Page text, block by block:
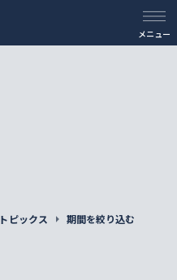
メニュー
トピックス 期間を絞り込む